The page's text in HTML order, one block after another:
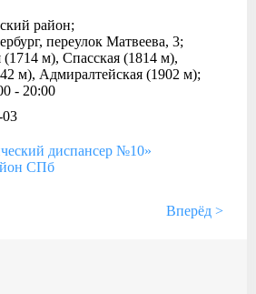
район;
переулок Матвеева, 3;
(1714 м), Спасская (1814 м),
м), Адмиралтейская (1902 м);
- 20:00
03
Вперёд >